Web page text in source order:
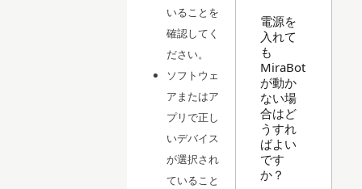
いることを
確認してく
ださい。
ソフトウェ
アまたはア
プリで正し
いデバイス
が選択され
ていること
電源を
入れて
も
MiraBot
が動か
ない場
合はど
うすれ
ばよい
です
か？